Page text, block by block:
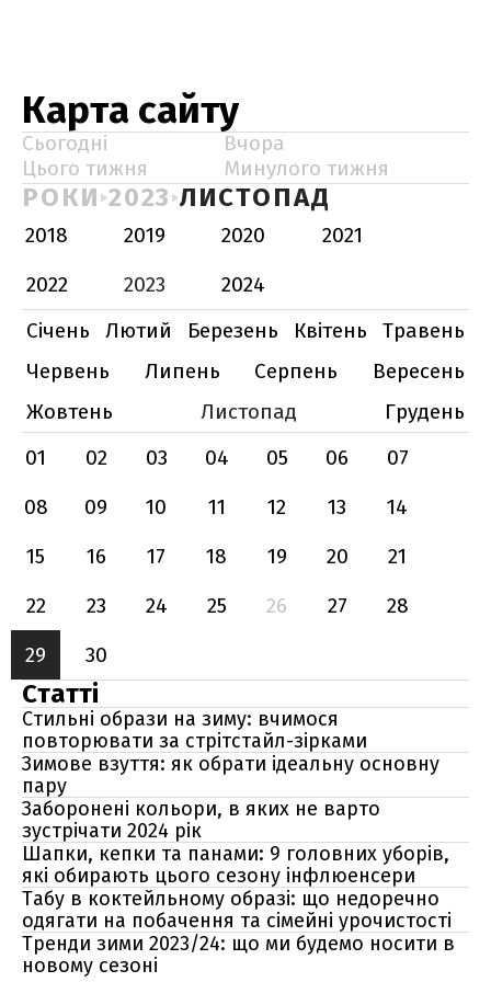
Карта сайту
Сьогодні
Вчора
Цього тижня
Минулого тижня
РОКИ 2023 ЛИСТОПАД
2018 2019 2020
2021
2022
2023
2024
Січень
Лютий Березень Квітень
Травень
Червень
Липень Серпень
Вересень
Жовтень
Листопад
Грудень
01
02 03 04 05 06
07
08
09 10 11 12 13
14
15
16 17 18 19 20
21
22
23 24 25 26 27
28
29
30
Статті
Стильні образи на зиму: вчимося
повторювати за стрітстайл-зірками
Зимове взуття: як обрати ідеальну основну
пару
Заборонені кольори, в яких не варто
зустрічати 2024 рік
Шапки, кепки та панами: 9 головних уборів,
які обирають цього сезону інфлюенсери
Табу в коктейльному образі: що недоречно
одягати на побачення та сімейні урочистості
Тренди зими 2023/24: що ми будемо носити в
новому сезоні